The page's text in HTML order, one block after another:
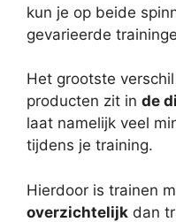
kun je op beide
gevarieerde
Het grootste
producten zit in de
laat namelijk veel
tijdens je training.
Hierdoor is trainen
overzichtelijk dan